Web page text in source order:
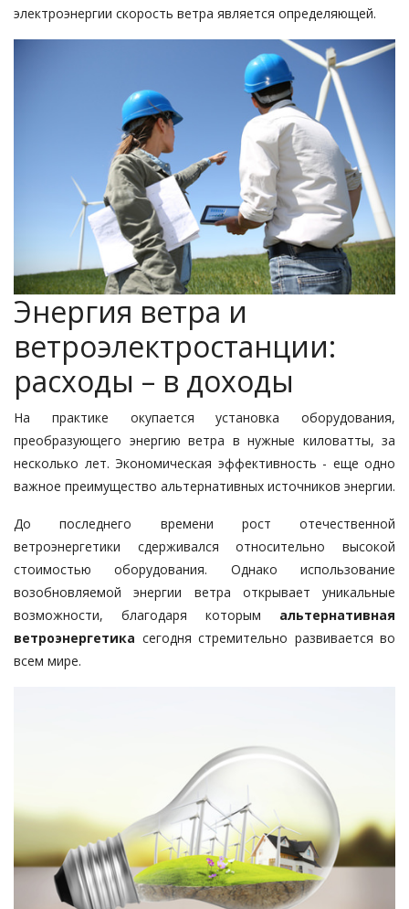
электроэнергии скорость ветра является определяющей.
Энергия ветра и
ветроэлектростанции:
расходы – в доходы
На практике окупается установка оборудования,
преобразующего энергию ветра в нужные киловатты, за
несколько лет. Экономическая эффективность - еще одно
важное преимущество альтернативных источников энергии.
До последнего времени рост отечественной
ветроэнергетики сдерживался относительно высокой
стоимостью оборудования. Однако использование
возобновляемой энергии ветра открывает уникальные
возможности, благодаря которым альтернативная
ветроэнергетика сегодня стремительно развивается во
всем мире.